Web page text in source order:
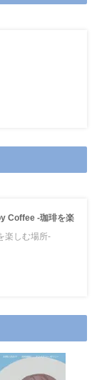
Coffee -珈琲を楽
楽しむ場所-